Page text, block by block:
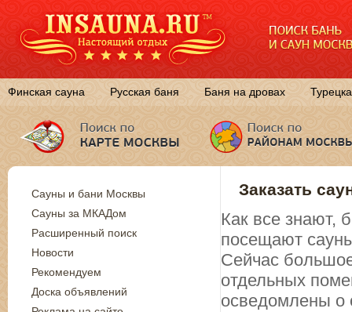
Финская сауна Русская баня Баня на дровах
Заказать
Как все знают,
посещают
Сейчас
отдельных
осведомлены о
Сауны и бани Москвы
Сауны за МКАДом
Расширенный поиск
Новости
Рекомендуем
Доска объявлений